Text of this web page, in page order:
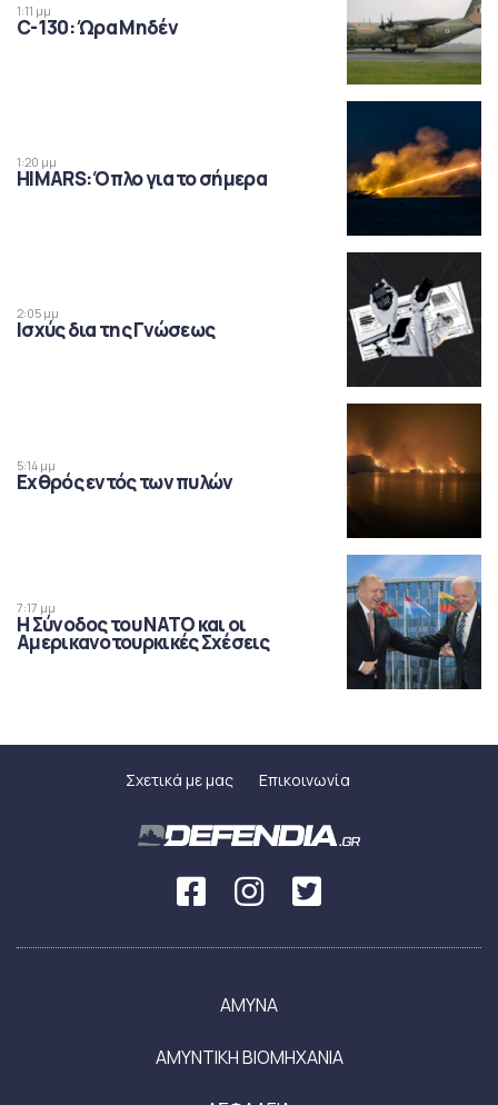
1:11 μμ
C-130: Ώρα Μηδέν
1:20 μμ
HIMARS: Όπλο για το σήμερα
2:05 μμ
Ισχύς δια της Γνώσεως
5:14 μμ
Εχθρός εντός των πυλών
7:17 μμ
Η Σύνοδος του ΝΑΤΟ και οι
Αμερικανοτουρκικές Σχέσεις
Σχετικά με μας Επικοινωνία
ΑΜΥΝΑ
ΑΜΥΝΤΙΚΗ ΒΙΟΜΗΧΑΝΙΑ